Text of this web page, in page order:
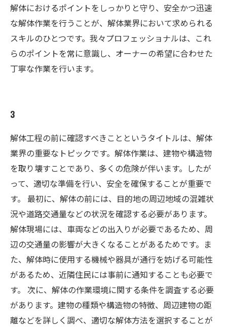
解体におけるポイントをしっかりと守り、安全かつ迅速
な解体作業を行うことが、解体業界において求められる
スキルのひとつです。我々プロフェッショナルは、これ
らのポイントを常に意識し、オーナーの希望に合わせた
丁寧な作業を行います。
3
解体工程の前に確認すべきことというタイトルは、解体
業界の重要なトピックです。解体作業は、建物や構造物
を取り壊すことであり、多くの危険が伴います。したが
って、適切な準備を行い、安全を確保することが重要で
す。 最初に、解体の前には、目的地の周辺地域の混雑状
況や道路交通量などの状況を確認する必要があります。
解体現場には、車両などの出入りが必要であるため、周
辺の交通量の影響が大きくなることがあるためです。ま
た、解体時に使用する機械や器具が通行を妨げる可能性
があるため、近隣住民には事前に通知することも必要で
す。 次に、解体の作業環境に関する条件を調査する必要
があります。建物の種類や構造物の特徴、周辺建物の距
離などを詳しく調べ、適切な解体方法を選択することが